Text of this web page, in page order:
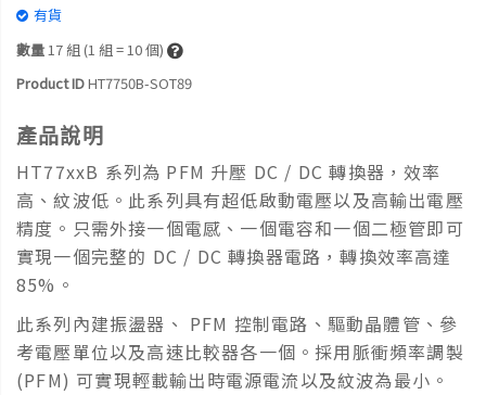
有貨
數量17 組 (1 組 = 10 個)
Product IDHT7750B-SOT89
產品說明
HT77xxB 系列為 PFM 升壓 DC / DC 轉換器，效率
高、紋波低。此系列具有超低啟動電壓以及高輸出電壓
精度。只需外接一個電感、一個電容和一個二極管即可
實現一個完整的 DC / DC 轉換器電路，轉換效率高達
85%。
此系列內建振盪器、 PFM 控制電路、驅動晶體管、參
考電壓單位以及高速比較器各一個。採用脈衝頻率調製
(PFM) 可實現輕載輸出時電源電流以及紋波為最小。